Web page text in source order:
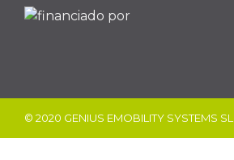
© 2020 GENIUS EMOBILITY SYSTEMS SL